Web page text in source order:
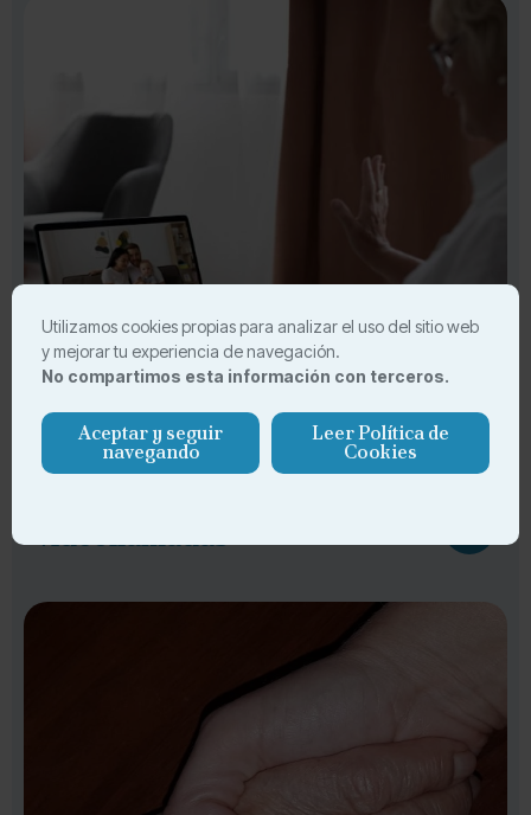
Utilizamos cookies propias para analizar el uso del sitio web
y mejorar tu experiencia de navegación.
No compartimos esta información con terceros.
Aceptar y seguir
navegando
Leer Política de
Cookies
videollamadas